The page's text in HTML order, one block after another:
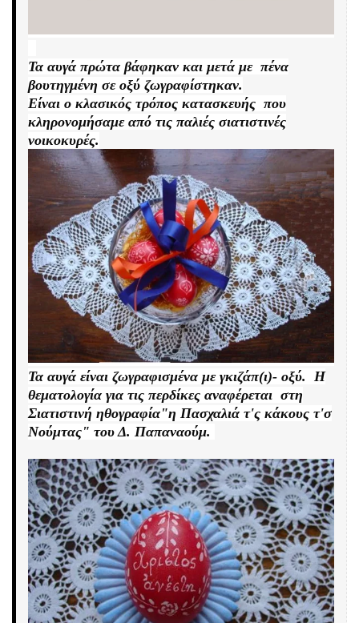
Τα αυγά πρώτα βάφηκαν και μετά με πένα
βουτηγμένη σε οξύ ζωγραφίστηκαν.
Είναι ο κλασικός τρόπος κατασκευής που
κληρονομήσαμε από τις παλιές σιατιστινές
νοικοκυρές.
Τα αυγά είναι ζωγραφισμένα με γκιζάπ(ι)- οξύ. Η
θεματολογία για τις περδίκες αναφέρεται στη
Σιατιστινή ηθογραφία"η Πασχαλιά τ'ς κάκους τ'σ
Νούμτας" του Δ. Παπαναούμ.